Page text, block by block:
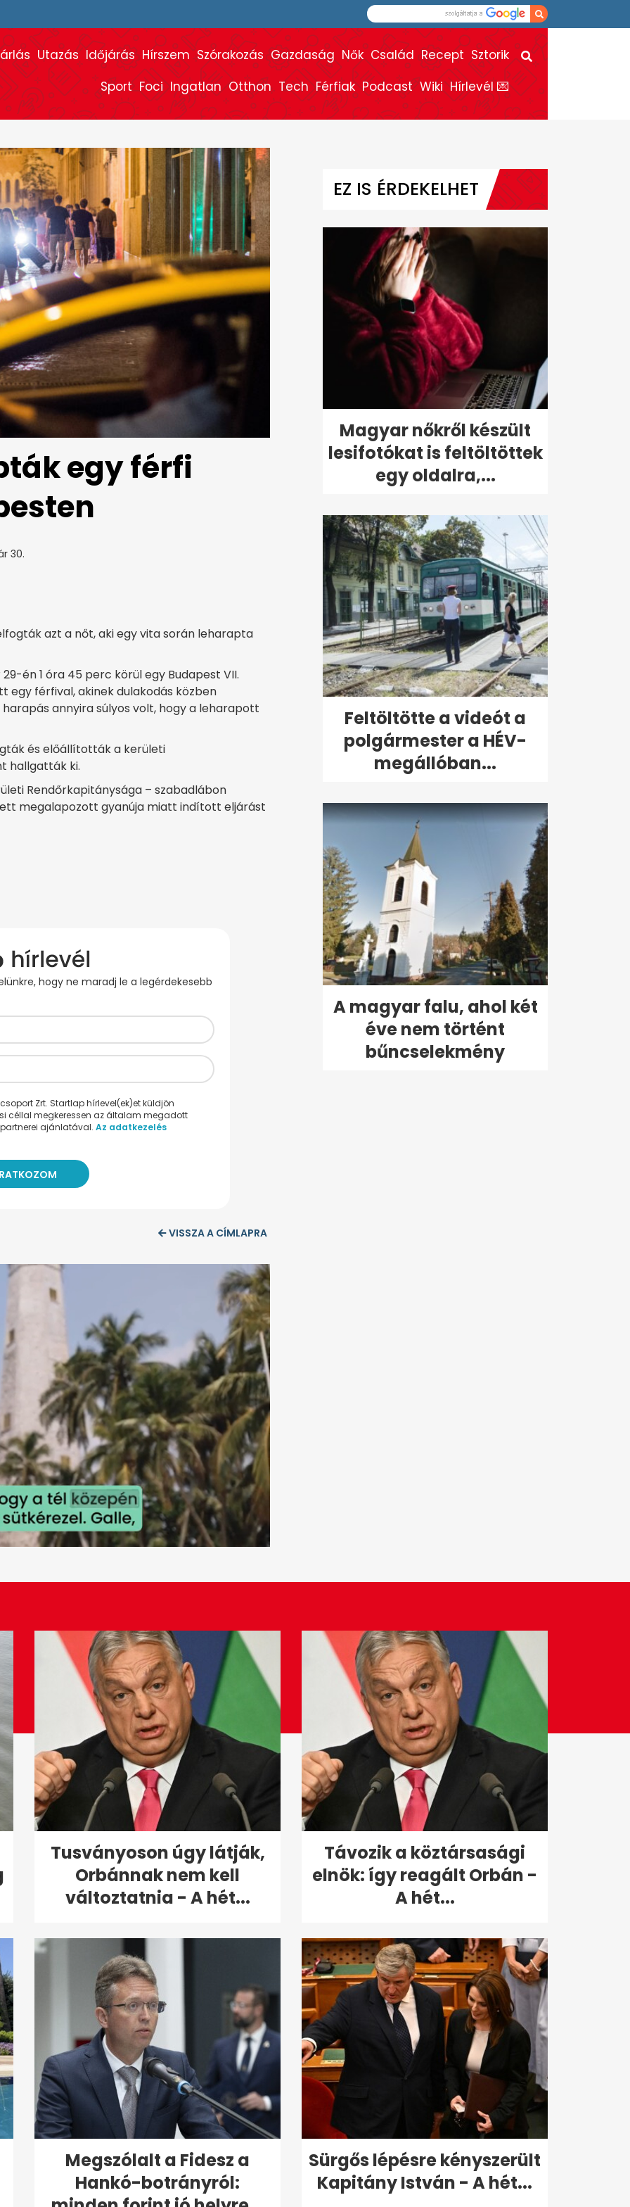
Utazás Időjárás Hírszem Szórakozás Gazdaság Nők Család Recept Sztorik
Sport Foci Ingatlan Otthon Tech Férfiak Podcast Wiki Hírlevél 💌
egy férfi
30.
azt a nőt, aki egy vita során leharapta
én 1 óra 45 perc körül egy Budapest VII.
egy férfival, akinek dulakodás közben
annyira súlyos volt, hogy a leharapott
és előállították a kerületi
hallgatták ki.
Rendőrkapitánysága – szabadlábon
megalapozott gyanúja miatt indított eljárást
hogy ne maradj le a legérdekesebb
Zrt. Startlap hírlevel(ek)et küldjön
céllal megkeressen az általam megadott
ajánlatával. Az adatkezelés
VISSZA A CÍMLAPRA
EZ IS ÉRDEKELHET
Magyar nőkről készült
lesifotókat is feltöltöttek
egy oldalra,...
Feltöltötte a videót a
polgármester a HÉV-
megállóban...
A magyar falu, ahol két
éve nem történt
bűncselekmény
Tusványoson úgy látják,
Orbánnak nem kell
változtatnia - A hét...
Távozik a köztársasági
elnök: így reagált Orbán -
A hét...
Megszólalt a Fidesz a
Hankó-botrányról:
Sürgős lépésre kényszerült
Kapitány István - A hét...